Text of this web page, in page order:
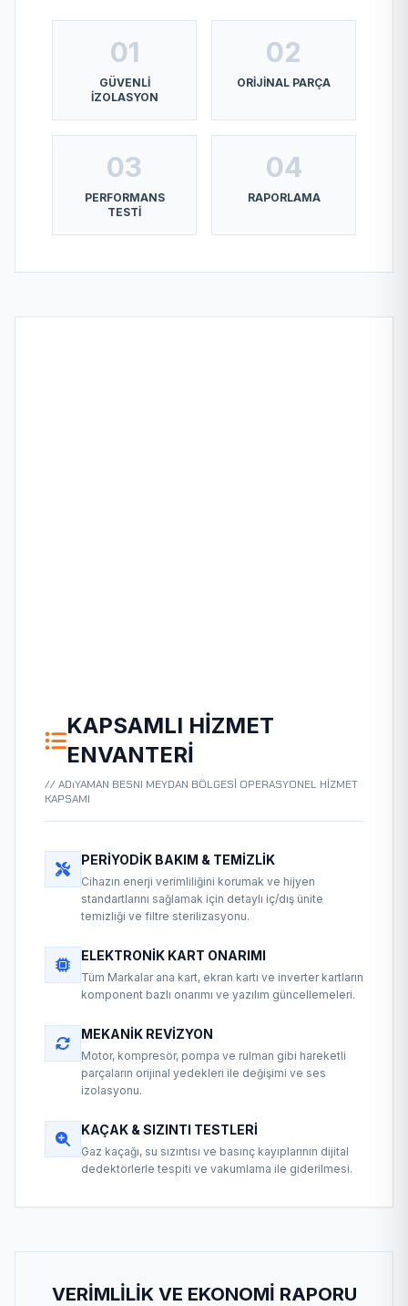
01
GÜVENLI
İZOLASYON
02
ORIJINAL PARÇA
03
PERFORMANS
TESTI
04
RAPORLAMA
KAPSAMLI HIZMET
ENVANTERI
// ADıYAMAN BESNI MEYDAN BÖLGESİ OPERASYONEL HİZMET
KAPSAMI
PERIYODIK BAKIM & TEMIZLIK
Cihazın enerji verimliliğini korumak ve hijyen
standartlarını sağlamak için detaylı iç/dış ünite
temizliği ve filtre sterilizasyonu.
ELEKTRONIK KART ONARIMI
Tüm Markalar ana kart, ekran kartı ve inverter kartların
komponent bazlı onarımı ve yazılım güncellemeleri.
MEKANIK REVIZYON
Motor, kompresör, pompa ve rulman gibi hareketli
parçaların orijinal yedekleri ile değişimi ve ses
izolasyonu.
KAÇAK & SIZINTI TESTLERI
Gaz kaçağı, su sızıntısı ve basınç kayıplarının dijital
dedektörlerle tespiti ve vakumlama ile giderilmesi.
VERIMLILIK VE EKONOMI RAPORU